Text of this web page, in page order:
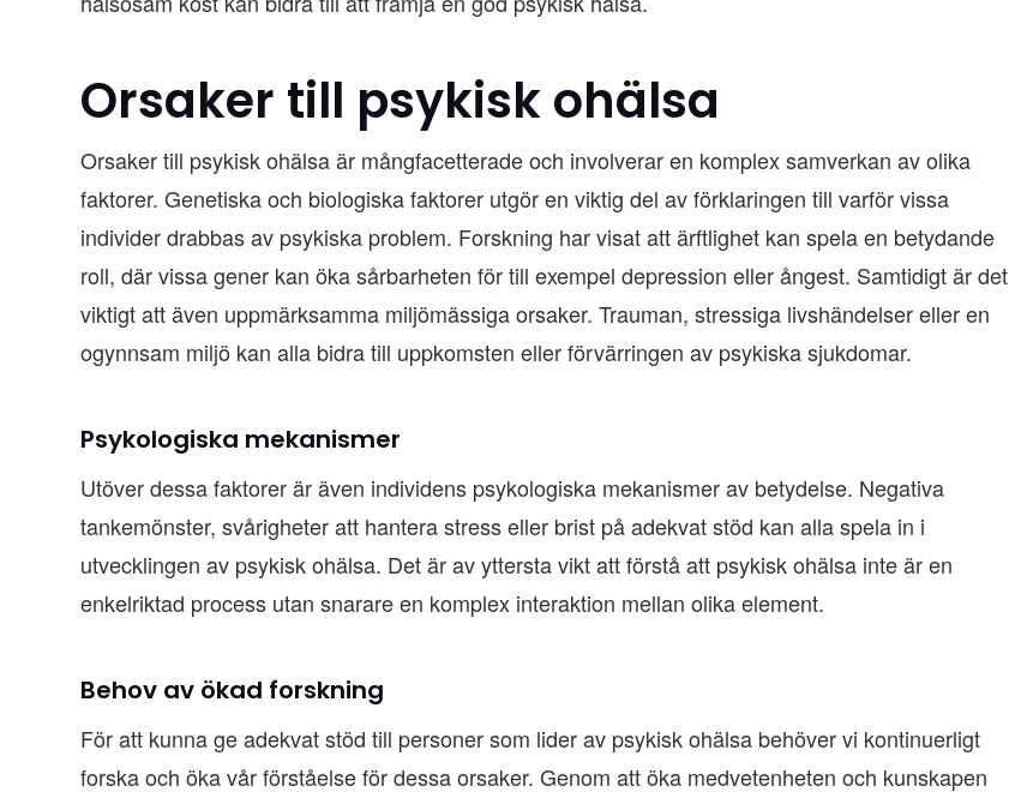
Orsaker till psykisk ohälsa
Orsaker till psykisk ohälsa är mångfacetterade och involverar en komplex samverkan av olika
faktorer. Genetiska och biologiska faktorer utgör en viktig del av förklaringen till varför vissa
individer drabbas av psykiska problem. Forskning har visat att ärftlighet kan spela en betydande
roll, där vissa gener kan öka sårbarheten för till exempel depression eller ångest. Samtidigt är det
viktigt att även uppmärksamma miljömässiga orsaker. Trauman, stressiga livshändelser eller en
ogynnsam miljö kan alla bidra till uppkomsten eller förvärringen av psykiska sjukdomar.
Psykologiska mekanismer
Utöver dessa faktorer är även individens psykologiska mekanismer av betydelse. Negativa
tankemönster, svårigheter att hantera stress eller brist på adekvat stöd kan alla spela in i
utvecklingen av psykisk ohälsa. Det är av yttersta vikt att förstå att psykisk ohälsa inte är en
enkelriktad process utan snarare en komplex interaktion mellan olika element.
Behov av ökad forskning
För att kunna ge adekvat stöd till personer som lider av psykisk ohälsa behöver vi kontinuerligt
forska och öka vår förståelse för dessa orsaker. Genom att öka medvetenheten och kunskapen